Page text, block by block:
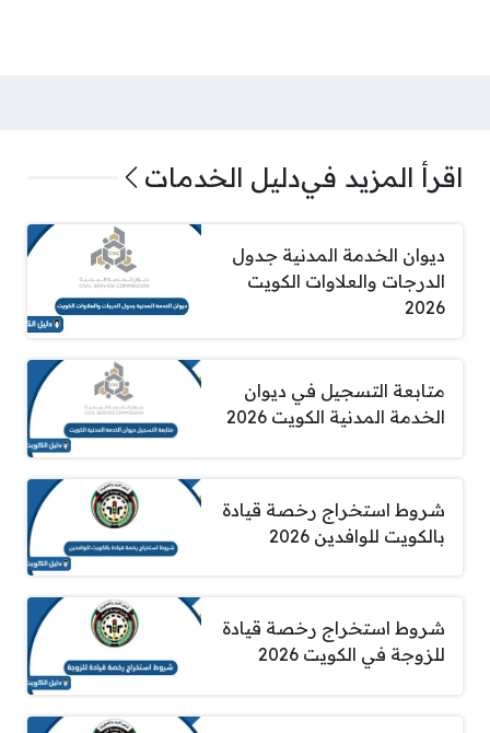
اقرأ المزيد فيدليل الخدمات
ديوان الخدمة المدنية جدول
الدرجات والعلاوات الكويت
2026
متابعة التسجيل في ديوان
الخدمة المدنية الكويت 2026
شروط استخراج رخصة قيادة
بالكويت للوافدين 2026
شروط استخراج رخصة قيادة
للزوجة في الكويت 2026